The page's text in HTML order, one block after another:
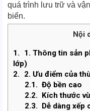
quá trình lưu trữ và
biến.
Nội
1.
1. Thông tin sản
lớp)
2.
2. Ưu điểm của
2.1. Độ bền cao
2.2. Kích thước
2.3. Dễ dàng xếp